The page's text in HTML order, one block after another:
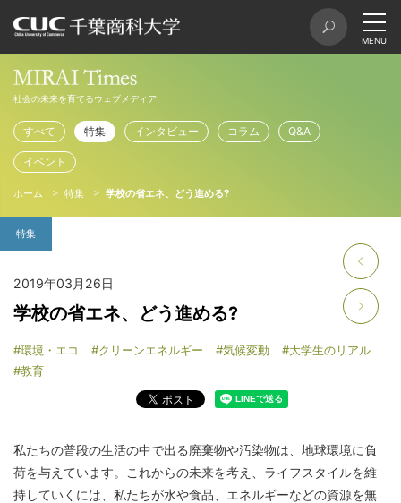
社会の未来を育てるウェブメディア
すべて 特集 インタビュー コラム Q&A
イベント
ホーム 特集 学校の省エネ、どう進める?
特集
2019年03月26日
学校の省エネ、どう進める?
#環境・エコ #クリーンエネルギー #気候変動
#大学生のリアル
#教育
私たちの普段の生活の中で出る廃棄物や汚染物は、地球環境に負
荷を与えています。これからの未来を考え、ライフスタイルを維
持していくには、私たちが水や食品、エネルギーなどの資源を無